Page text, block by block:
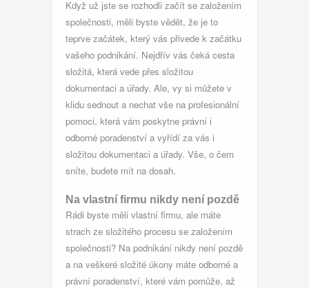
Když už jste se rozhodli začít se založením
společnosti, měli byste vědět, že je to
teprve začátek, který vás přivede k začátku
vašeho podnikání. Nejdřív vás čeká cesta
složitá, která vede přes složitou
dokumentaci a úřady. Ale, vy si můžete v
klidu sednout a nechat vše na profesionální
pomoci, která vám poskytne právní i
odborné poradenství a vyřídí za vás i
složitou dokumentaci a úřady. Vše, o čem
sníte, budete mít na dosah.
Na vlastní firmu nikdy není pozdě
Rádi byste měli vlastní firmu, ale máte
strach ze složitého procesu se založením
společnosti? Na podnikání nikdy není pozdě
a na veškeré složité úkony máte odborné a
právní poradenství, které vám pomůže, až